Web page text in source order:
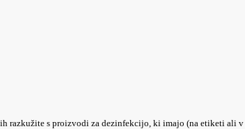
razkužite s proizvodi za dezinfekcijo, ki imajo (na etiketi ali